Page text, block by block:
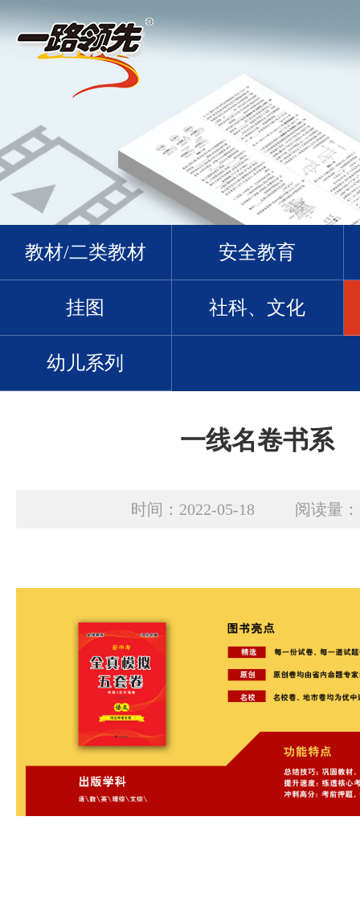
教材/二类教材 安全教育
挂图 社科、文化
幼儿系列
一线名卷书系
时间：2022-05-18 阅读量：